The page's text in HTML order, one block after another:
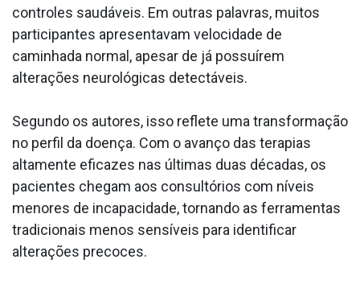
controles saudáveis. Em outras palavras, muitos
participantes apresentavam velocidade de
caminhada normal, apesar de já possuírem
alterações neurológicas detectáveis.
Segundo os autores, isso reflete uma transformação
no perfil da doença. Com o avanço das terapias
altamente eficazes nas últimas duas décadas, os
pacientes chegam aos consultórios com níveis
menores de incapacidade, tornando as ferramentas
tradicionais menos sensíveis para identificar
alterações precoces.